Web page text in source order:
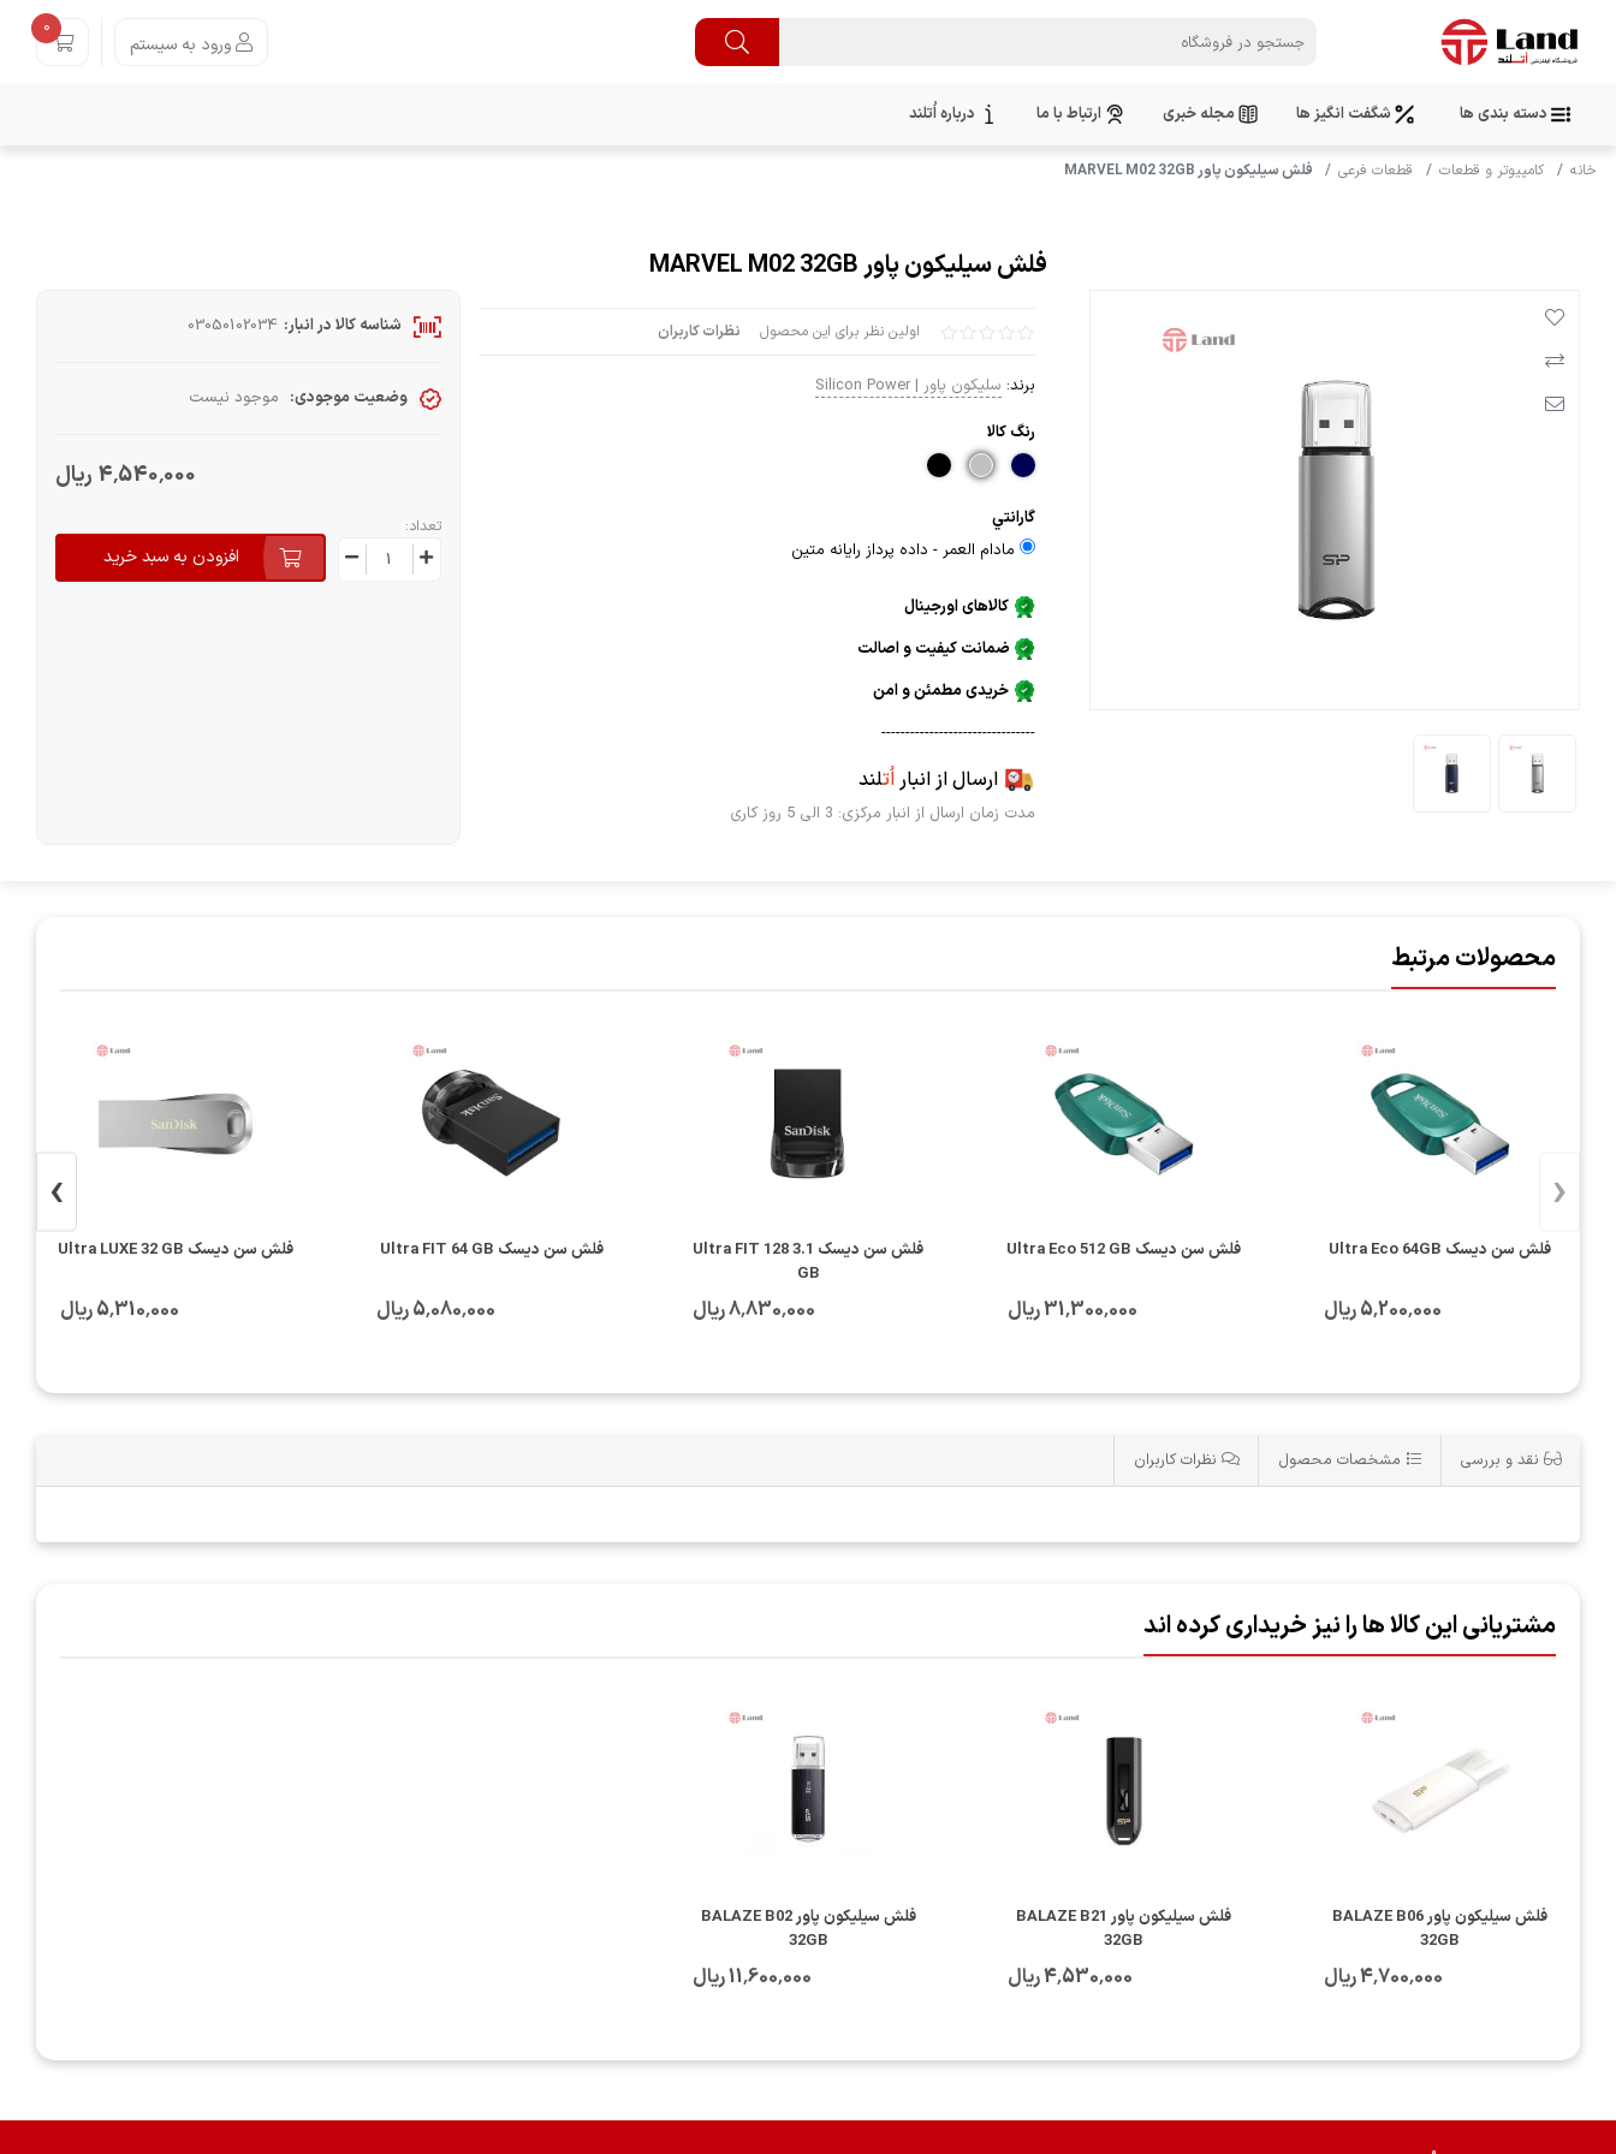
ورود به سیستم
0
دسته بندی ها شگفت انگیز ها مجله خبری ارتباط با ما درباره اُتلند
خانه کامپیوتر و قطعات قطعات فرعی فلش سیلیکون پاور MARVEL M02 32GB
فلش سیلیکون پاور MARVEL M02 32GB
اولین نظر برای این محصول نظرات کاربران
برند: سلیکون پاور | Silicon Power
رنگ كالا
گارانتي
مادام العمر - داده پرداز رايانه متين
کالاهای اورجینال
ضمانت کیفیت و اصالت
خریدی مطمئن و امن
--------------------------------
ارسال از انباراُتلند
مدت زمان ارسال از انبار مرکزی: 3 الی 5 روز کاری
شناسه کالا در انبار: 03050102034
وضعیت موجودی: موجود نیست
4٬540٬000 ریال
تعداد:
افزودن به سبد خرید
محصولات مرتبط
فلش سن دیسک Ultra Eco 64GB
5٬200٬000 ریال
فلش سن دیسک Ultra Eco 512 GB
31٬300٬000 ریال
فلش سن دیسک 3.1 Ultra FIT 128
GB
8٬830٬000 ریال
فلش سن دیسک Ultra FIT 64 GB
5٬080٬000 ریال
فلش سن دیسک Ultra LUXE 32 GB
5٬310٬000 ریال
‹
›
نقد و بررسی مشخصات محصول نظرات کاربران
مشتریانی این کالا ها را نیز خریداری کرده اند
فلش سیلیکون پاور BALAZE B06
32GB
4٬700٬000 ریال
فلش سیلیکون پاور BALAZE B21
32GB
4٬530٬000 ریال
فلش سیلیکون پاور BALAZE B02
32GB
11٬600٬000 ریال